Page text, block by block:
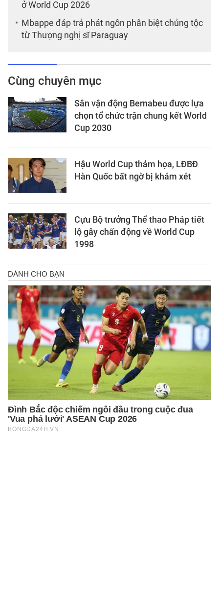
ở World Cup 2026
Mbappe đáp trả phát ngôn phân biệt chủng tộc
từ Thượng nghị sĩ Paraguay
Cùng chuyên mục
Sân vận động Bernabeu được lựa
chọn tổ chức trận chung kết World
Cup 2030
Hậu World Cup thảm họa, LĐBĐ
Hàn Quốc bất ngờ bị khám xét
Cựu Bộ trưởng Thể thao Pháp tiết
lộ gây chấn động về World Cup
1998